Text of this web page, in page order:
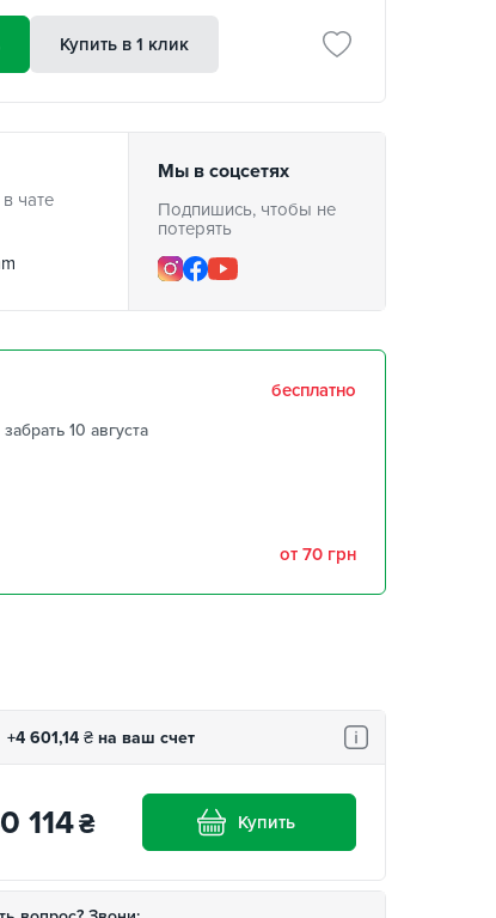
Купить в 1 клик
чате
Мы в соцсетях
Подпишись, чтобы не
потерять
бесплатно
забрать 10 августа
от 70 грн
+4 601,14 ₴ на ваш счет
114₴ Купить